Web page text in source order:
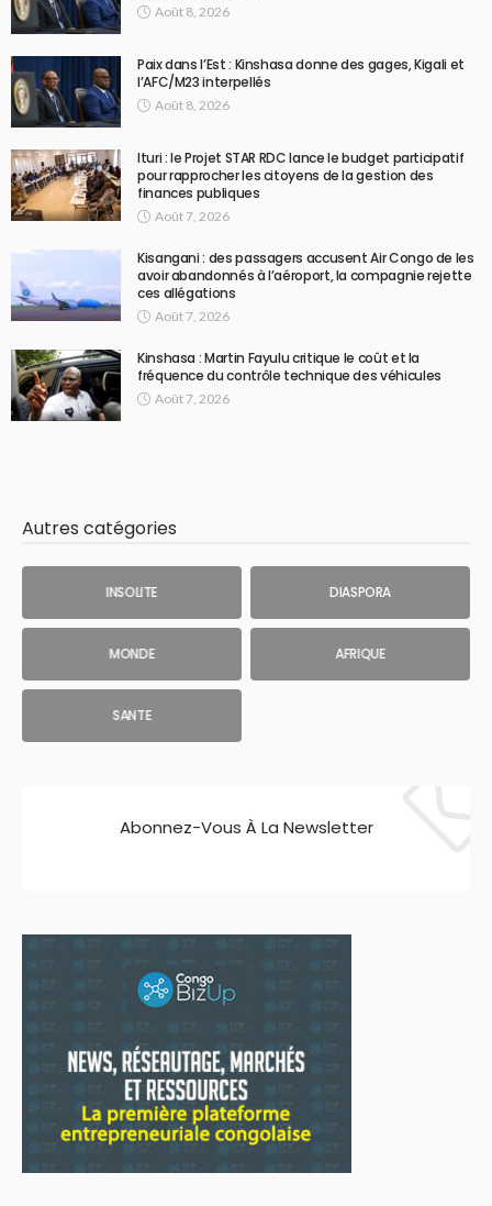
Août 8, 2026
Paix dans l’Est : Kinshasa donne des gages, Kigali et
l’AFC/M23 interpellés
Août 8, 2026
Ituri : le Projet STAR RDC lance le budget participatif
pour rapprocher les citoyens de la gestion des
finances publiques
Août 7, 2026
Kisangani : des passagers accusent Air Congo de les
avoir abandonnés à l’aéroport, la compagnie rejette
ces allégations
Août 7, 2026
Kinshasa : Martin Fayulu critique le coût et la
fréquence du contrôle technique des véhicules
Août 7, 2026
Autres catégories
INSOLITE DIASPORA
MONDE AFRIQUE
SANTE
Abonnez-Vous À La Newsletter